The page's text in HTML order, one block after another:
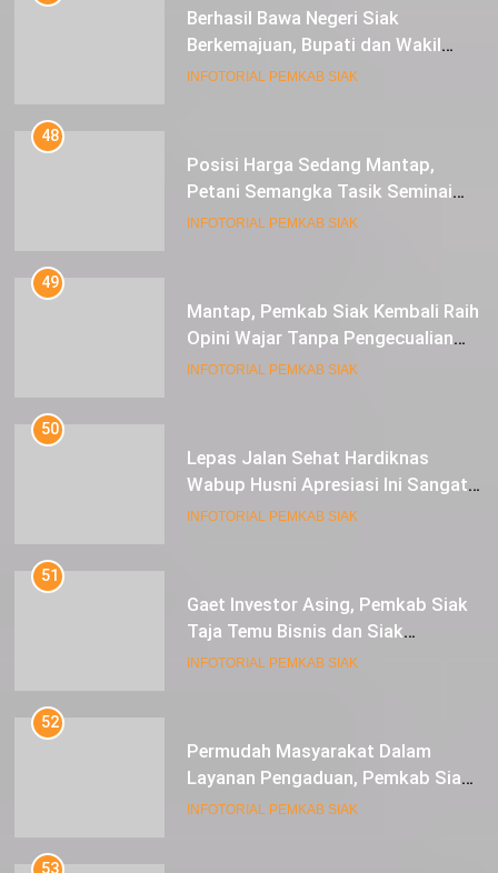
Berhasil Bawa Negeri Siak
Berkemajuan, Bupati dan Wakil
Bupati Siak Terima Gelar Adat
INFOTORIAL PEMKAB SIAK
48
Posisi Harga Sedang Mantap,
Petani Semangka Tasik Seminai
Raup Untung
INFOTORIAL PEMKAB SIAK
49
Mantap, Pemkab Siak Kembali Raih
Opini Wajar Tanpa Pengecualian
ke-13 Dari BPK RI.
INFOTORIAL PEMKAB SIAK
50
Lepas Jalan Sehat Hardiknas
Wabup Husni Apresiasi Ini Sangat
Luar Biasa
INFOTORIAL PEMKAB SIAK
51
Gaet Investor Asing, Pemkab Siak
Taja Temu Bisnis dan Siak
Expoversary 2024
INFOTORIAL PEMKAB SIAK
52
Permudah Masyarakat Dalam
Layanan Pengaduan, Pemkab Siak
Luncurkan Aplikasi SIP PUAN
INFOTORIAL PEMKAB SIAK
53